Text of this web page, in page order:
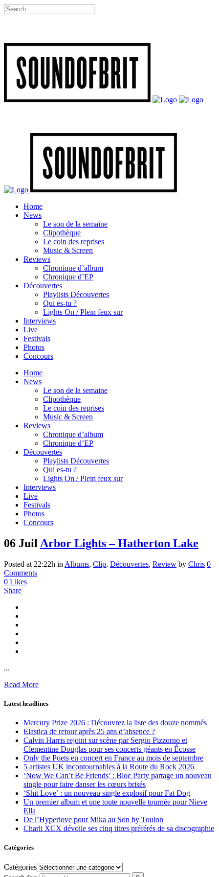
Home
News
Le son de la semaine
Clipothèque
Le coin des reprises
Music & Screen
Reviews
Chronique d’album
Chronique d’EP
Découvertes
Playlists Découvertes
Qui es-tu ?
Lights On / Plein feux sur
Interviews
Live
Festivals
Photos
Concours
Home
News
Le son de la semaine
Clipothèque
Le coin des reprises
Music & Screen
Reviews
Chronique d’album
Chronique d’EP
Découvertes
Playlists Découvertes
Qui es-tu ?
Lights On / Plein feux sur
Interviews
Live
Festivals
Photos
Concours
06 Juil Arbor Lights – Hatherton Lake
Posted at 22:22h in Albums, Clip, Découvertes, Review by Chris 0
Comments
0 Likes
Share
...
Read More
Latest headlines
Mercury Prize 2026 : Découvrez la liste des douze nommés
Elastica de retour après 25 ans d’absence ?
Calvin Harris rejoint sur scène par Sergio Pizzorno et
Clementine Douglas pour ses concerts géants en Écosse
Only the Poets en concert en France au mois de septembre
5 artistes UK incontournables à la Route du Rock 2026
‘Now We Can’t Be Friends’ : Bloc Party partage un nouveau
single pour faire danser les cœurs brisés
‘Shit Love’ : un nouveau single explosif pour Fat Dog
Un premier album et une toute nouvelle tournée pour Nieve
Ella
De l’Hyperlove pour Mika au Son by Toulon
Charli XCX dévoile ses cinq titres préférés de sa discographie
Catégories
Catégories